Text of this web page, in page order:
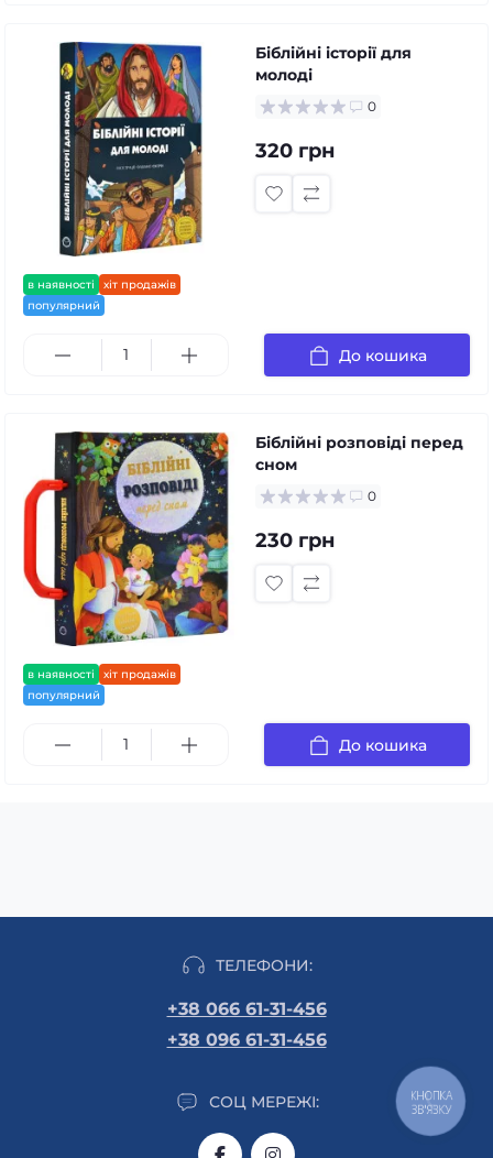
в наявності
хіт продажів
популярний
Біблійні історії для
молоді
0
320 грн
До кошика
в наявності
хіт продажів
популярний
Біблійні розповіді перед
сном
0
230 грн
До кошика
ТЕЛЕФОНИ:
+38 066 61-31-456
+38 096 61-31-456
СОЦ МЕРЕЖІ:
КНОПКА
ЗВ'ЯЗКУ